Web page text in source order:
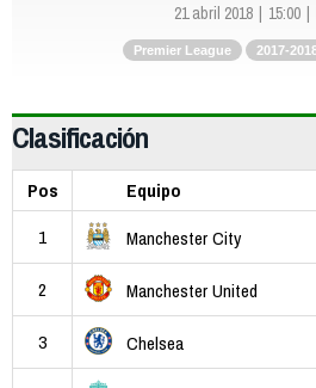
21 abril 2018 15:00
Premier League 2017-
Clasificación
Pos Equipo
1
Manchester City
2 Manchester United
3 Chelsea